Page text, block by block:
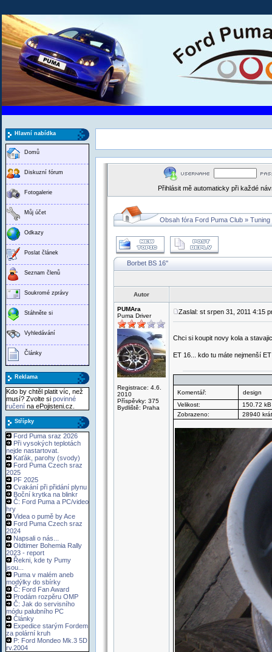
Hlavní nabídka
Domů
Diskuzní fórum
Fotogalerie
Můj účet
Odkazy
Poslat článek
Seznam členů
Soukromé zprávy
Stáhněte si
Vyhledávání
Články
Reklama
Kdo by chtěl platit víc, než
musí? Zvolte si povinné
ručení na ePojisteni.cz.
Střípky
Ford Puma sraz 2026
Při vysokých teplotách
nejde nastartovat.
Kaťák, parohy (svody)
Ford Puma Czech sraz
2025
PF 2025
Cvakání při přidání plynu
Boční krytka na blinkr
Č: Ford Puma a PC/video
hry
Videa o pumě by Ace
Ford Puma Czech sraz
2024
Napsali o nás...
Oldtimer Bohemia Rally
2023 - report
Řekni, kde ty Pumy
jsou...
Puma v malém aneb
modýlky do sbírky
Č: Ford Fan Award
Prodám rozpěru OMP
Č: Jak do servisního
módu palubního PC
Články
Expedice starým Fordem
za polární kruh
P: Ford Mondeo Mk.3 5D
rv.2004
Přihlásit mě automaticky při každé
Obsah fóra Ford Puma Club » Tuning
Borbet BS 16''
Autor
PUMAra
Puma Driver
Registrace: 4.6.
2010
Příspěvky: 375
Bydliště: Praha
Zaslal: st srpen 31, 2011 4:15
Chci si koupit novy kola a
ET 16... kdo tu máte nejmenší
Komentář:
design
Velikost:
150.72 kB
Zobrazeno:
28940 krát